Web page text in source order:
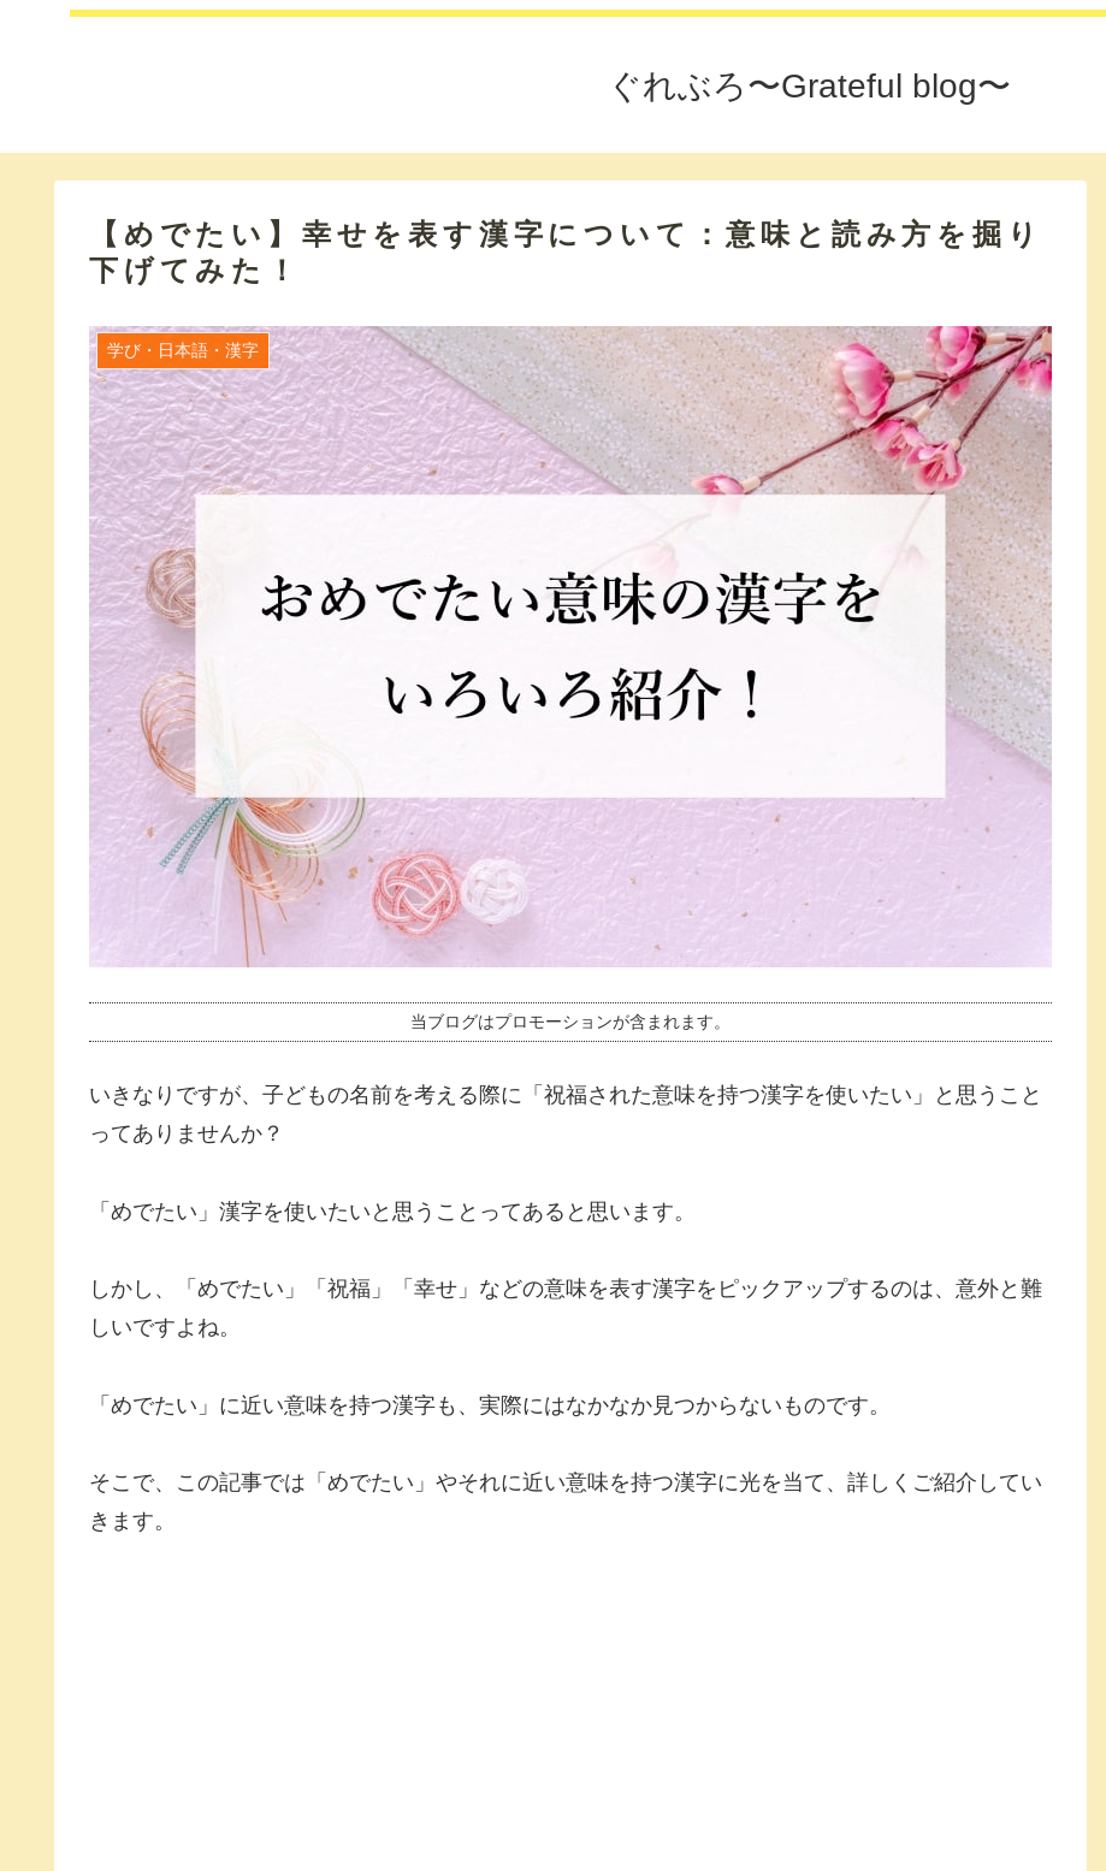
ぐれぶろ〜Grateful blog〜
【めでたい】幸せを表す漢字について：意味と読み方を掘り
下げてみた！
学び・日本語・漢字
当ブログはプロモーションが含まれます。
いきなりですが、子どもの名前を考える際に「祝福された意味を持つ漢字を使いたい」と思うこと
ってありませんか？
「めでたい」漢字を使いたいと思うことってあると思います。
しかし、「めでたい」「祝福」「幸せ」などの意味を表す漢字をピックアップするのは、意外と難
しいですよね。
「めでたい」に近い意味を持つ漢字も、実際にはなかなか見つからないものです。
そこで、この記事では「めでたい」やそれに近い意味を持つ漢字に光を当て、詳しくご紹介してい
きます。